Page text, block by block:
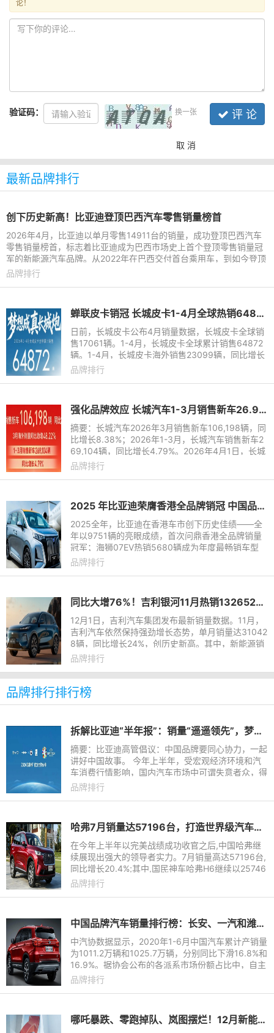
论！
验证码： 换一张 评 论
取 消
最新品牌排行
创下历史新高！比亚迪登顶巴西汽车零售销量榜首
2026年4月，比亚迪以单月零售14911台的销量，成功登顶巴西汽车
零售销量榜首，标志着比亚迪成为巴西市场史上首个登顶零售销量冠
军的新能源汽车品牌。从2022年在巴西交付首台乘用车，到如今登顶
零售销量榜首，比亚迪用
品牌排行
蝉联皮卡销冠 长城皮卡1-4月全球热销64872辆 长城炮Hi4-T正式预售
日前，长城皮卡公布4月销量数据，长城皮卡全球销
售17061辆。1-4月，长城皮卡全球累计销售64872
辆。1-4月，长城皮卡海外销售23099辆，同比增长
22.2%。其中，4月长城皮卡海外销售5460辆，同比
品牌排行
强化品牌效应 长城汽车1-3月销售新车26.91万辆 同比增长4.79%
摘要：长城汽车2026年3月销售新车106,198辆，同
比增长8.38%；2026年1-3月，长城汽车销售新车2
69,104辆，同比增长4.79%。2026年4月1日，长城
汽车股份有限公司（股票代码：601633.SH，0233
品牌排行
2025 年比亚迪荣膺香港全品牌销冠 中国品牌首次登顶
2025全年，比亚迪在香港车市创下历史佳绩——全
年以9751辆的亮眼成绩，首次问鼎香港全品牌销量
冠军；海狮07EV热销5680辆成为年度最畅销车型
。“双料冠军”打破了外资品牌长期霸榜、主导市场的
品牌排行
同比大增76%！吉利银河11月热销132652辆，再创新高！“百万银河”势能不减
12月1日，吉利汽车集团发布最新销量数据。11月，
吉利汽车依然保持强劲增长态势，单月销量达31042
8辆，同比增长24%，创历史新高。其中，新能源销
量达到187798辆，同比增长53%，11月单月新能源
品牌排行
品牌排行排行榜
拆解比亚迪“半年报”：销量“遥遥领先”，梦想星辰大海
摘要：比亚迪高管倡议：中国品牌要同心协力，一起
讲好中国故事。 今年上半年，受宏观经济环境和汽
车消费行情影响，国内汽车市场中可谓失意者众，得
意者寥寥。到年中盘点时，不少车企拿出了各自在
品牌排行
哈弗7月销量达57196台，打造世界级汽车品牌
在今年上半年以完美战绩成功收官之后,中国哈弗继
续展现出强大的领导者实力。7月销量高达57196台,
同比增长20.4%;其中,国民神车哈弗H6继续以25746
台的销量成绩牢牢占据中国SUV市场销量冠军的宝
品牌排行
中国品牌汽车销量排行榜：长安、一汽和潍柴实现同比增长
中汽协数据显示，2020年1-6月中国汽车累计产销量
为1011.2万辆和1025.7万辆，分别同比下滑16.8%和
16.9%。据协会公布的各派系市场份额占比中，自主
品牌乘用车市场占比依然位列第一，但份额已下跌至
品牌排行
哪吒暴跌、零跑掉队、岚图摆烂！12月新能源品牌销量排行榜